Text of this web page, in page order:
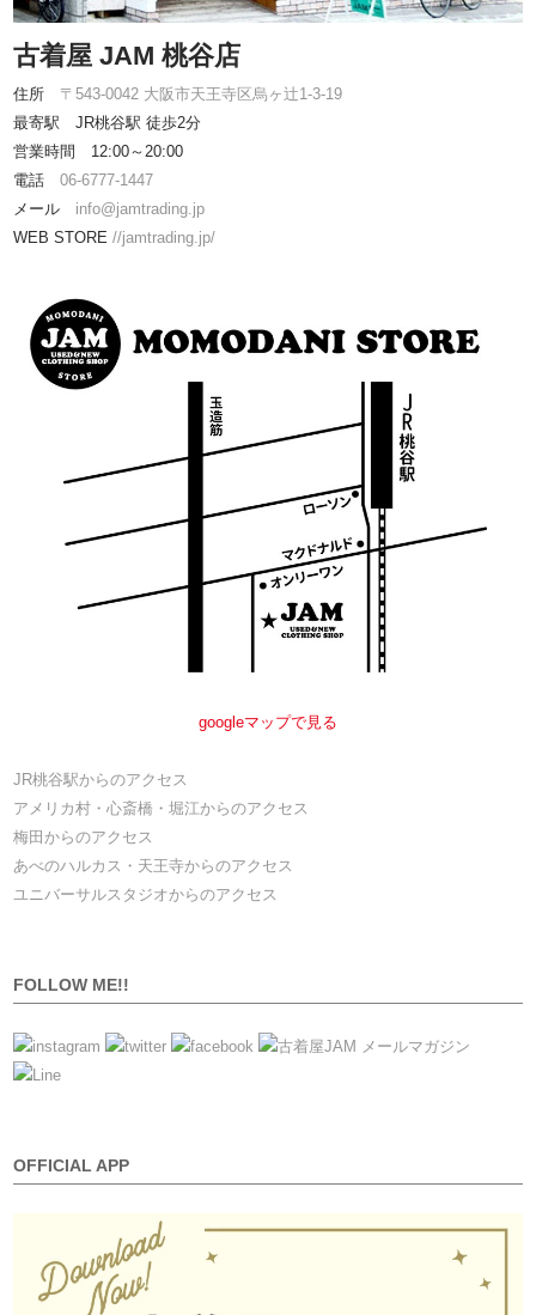
古着屋 JAM 桃谷店
住所 〒543-0042 大阪市天王寺区烏ヶ辻1-3-19
最寄駅 JR桃谷駅 徒歩2分
営業時間 12:00～20:00
電話06-6777-1447
メール info@jamtrading.jp
WEB STORE//jamtrading.jp/
googleマップで見る
JR桃谷駅からのアクセス
アメリカ村・心斎橋・堀江からのアクセス
梅田からのアクセス
あべのハルカス・天王寺からのアクセス
ユニバーサルスタジオからのアクセス
FOLLOW ME!!
OFFICIAL APP